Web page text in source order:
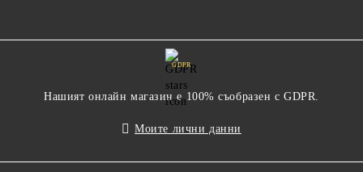
GDPR
Нашият онлайн магазин е 100% съобразен с GDPR.
Моите лични данни